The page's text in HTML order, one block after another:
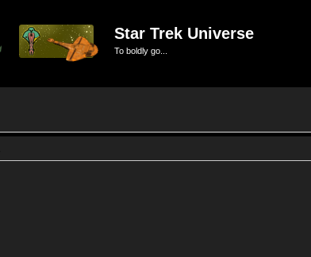
Star Trek Universe
To boldly go...